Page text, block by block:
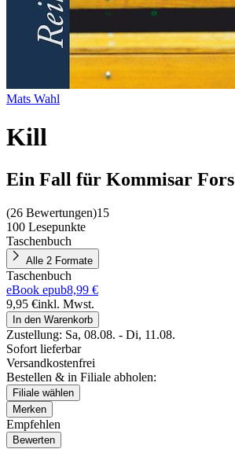
Mats Wahl
Kill
Ein Fall für Kommisar Fors
(26 Bewertungen)15
100 Lesepunkte
Taschenbuch
Alle 2 Formate
Taschenbuch
eBook epub8,99 €
9,95 €inkl. Mwst.
In den Warenkorb
Zustellung: Sa, 08.08. - Di, 11.08.
Sofort lieferbar
Versandkostenfrei
Bestellen & in Filiale abholen:
Filiale wählen
Merken
Empfehlen
Bewerten